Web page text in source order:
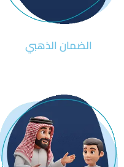
الضمان الذهبي